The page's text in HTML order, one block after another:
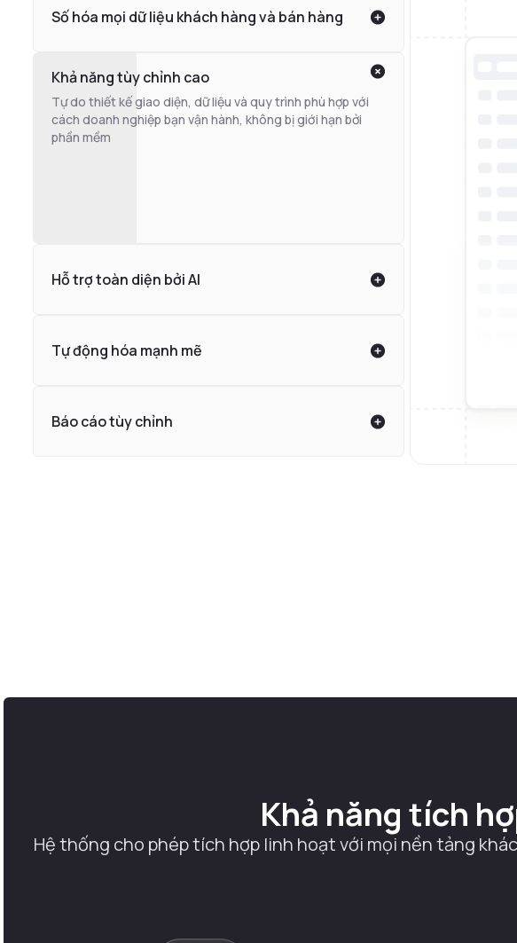
Số hóa mọi dữ liệu khách hàng và bán hàng
Khả năng tùy chỉnh cao
Tự do thiết kế giao diện, dữ liệu và quy trình phù hợp với
cách doanh nghiệp bạn vận hành, không bị giới hạn bởi
phần mềm
Hỗ trợ toàn diện bởi AI
Tự động hóa mạnh mẽ
Báo cáo tùy chỉnh
Khả năng tích
Hệ thống cho phép tích hợp linh hoạt với mọi nền tảng